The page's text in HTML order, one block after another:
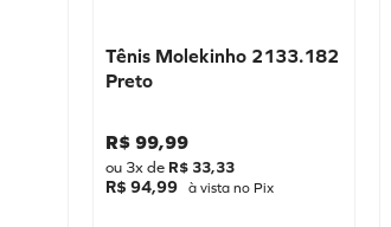
Tênis Molekinho 2133.182
Preto
R$ 99,99
ou 3x de R$ 33,33
R$ 94,99 à vista no Pix